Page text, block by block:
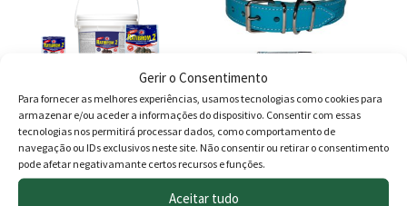
Gerir o Consentimento
Para fornecer as melhores experiências, usamos tecnologias como cookies para
armazenar e/ou aceder a informações do dispositivo. Consentir com essas
tecnologias nos permitirá processar dados, como comportamento de
navegação ou IDs exclusivos neste site. Não consentir ou retirar o consentimento
pode afetar negativamante certos recursos e funções.
Aceitar tudo
Ratibrom 2 Isco Fresco
variants.
options
may
be
chosen
on
Coleira Tuynec Cor Azul
(Para coleiras
multiple
The
options
may
be
chosen